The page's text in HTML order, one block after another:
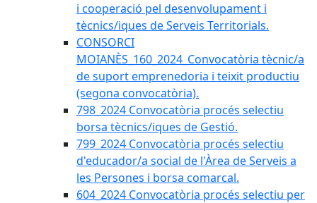
i cooperació pel desenvolupament i
tècnics/iques de Serveis Territorials.
CONSORCI
MOIANÈS_160_2024_Convocatòria tècnic/a
de suport emprenedoria i teixit productiu
(segona convocatòria).
798_2024 Convocatòria procés selectiu
borsa tècnics/iques de Gestió.
799_2024 Convocatòria procés selectiu
d'educador/a social de l'Àrea de Serveis a
les Persones i borsa comarcal.
604_2024 Convocatòria procés selectiu per